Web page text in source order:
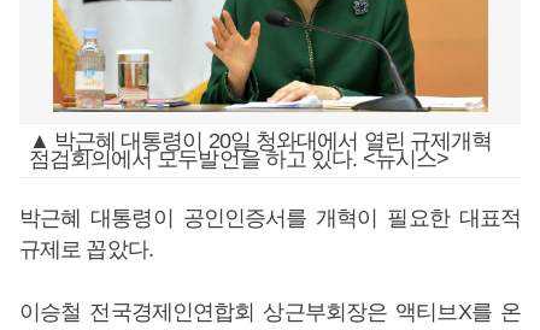
▲ 박근혜 대통령이 20일 청와대에서 열린 규제개혁
점검회의에서 모두발언을 하고 있다. <뉴시스>
박근혜 대통령이 공인인증서를 개혁이 필요한 대표적
규제로 꼽았다.
이승철 전국경제인연합회 상근부회장은 액티브X를 온